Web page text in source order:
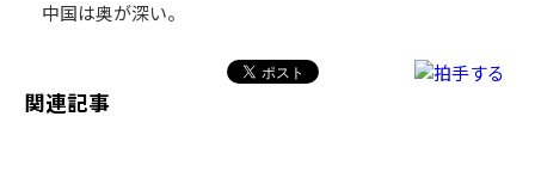
中国は奥が深い。
関連記事